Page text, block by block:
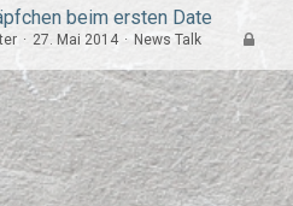
beim ersten Date
27. Mai 2014 News Talk